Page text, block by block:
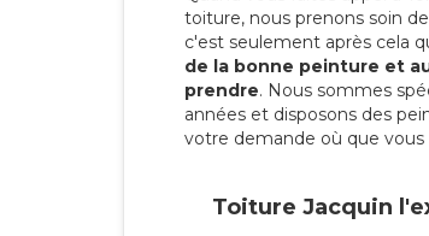
toiture, nous prenons soin
c'est seulement après cela
de la bonne peinture et
prendre. Nous sommes
années et disposons des
votre demande où que vous
Toiture Jacquin